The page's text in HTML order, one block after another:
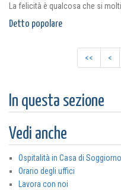
La felicità è qualcosa che si
Detto popolare
<< <
In questa sezione
Vedi anche
Ospitalità in Casa di Soggiorno
Orario degli uffici
Lavora con noi